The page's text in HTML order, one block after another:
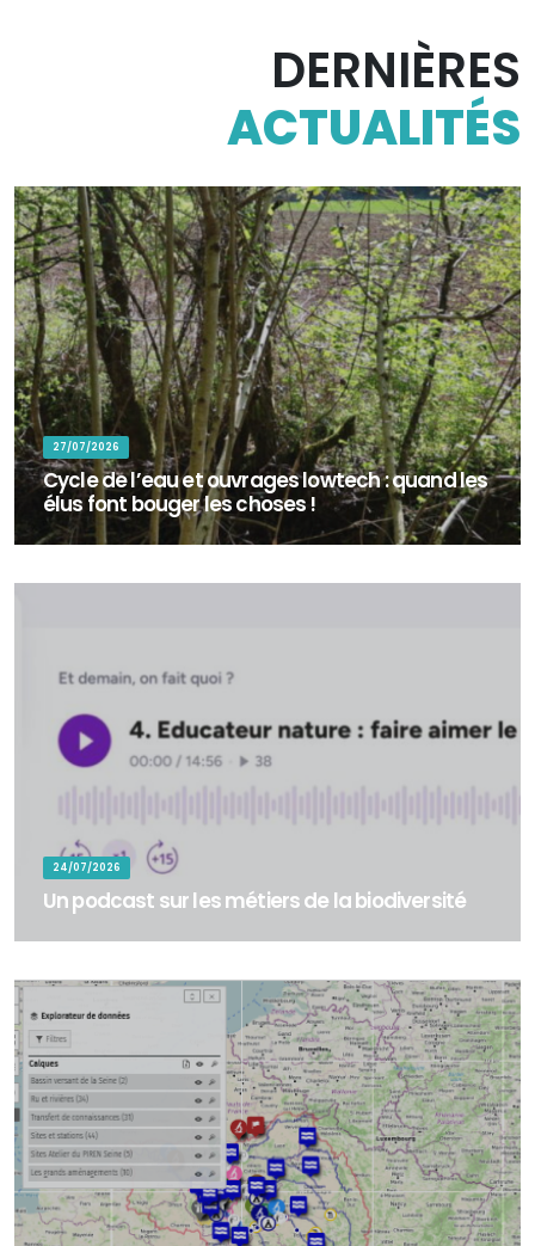
DERNIÈRES
ACTUALITÉS
27/07/2026
Cycle de l’eau et ouvrages lowtech : quand les
élus font bouger les choses !
En octobre 2025, une centaine de bénévoles ont répondu à l’appel
d’une rivière au...
24/07/2026
Un podcast sur les métiers de la biodiversité
programme LIFE BIODIV Fr...